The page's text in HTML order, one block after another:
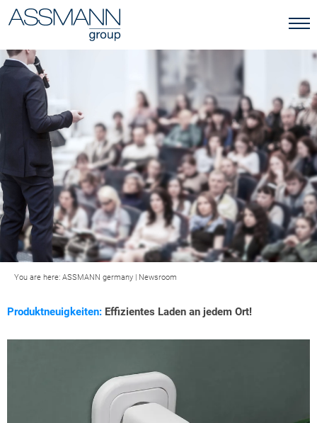
You are here: ASSMANN germany | Newsroom
Produktneuigkeiten: Effizientes Laden an jedem Ort!